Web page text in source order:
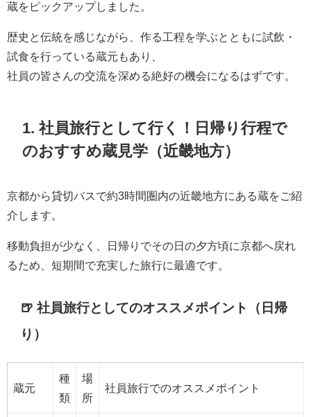
蔵をピックアップしました。
歴史と伝統を感じながら、作る工程を学ぶとともに試飲・
試食を行っている蔵元もあり、
社員の皆さんの交流を深める絶好の機会になるはずです。
1. 社員旅行として行く！日帰り行程で
のおすすめ蔵見学（近畿地方）
京都から貸切バスで約3時間圏内の近畿地方にある蔵をご紹
介します。
移動負担が少なく、日帰りでその日の夕方頃に京都へ戻れ
るため、短期間で充実した旅行に最適です。
🍺 社員旅行としてのオススメポイント（日帰
り）
蔵元
種
類
場
所
社員旅行でのオススメポイント